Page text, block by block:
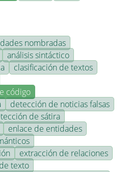
nombradas
análisis sintáctico
clasificación de textos
código
detección de noticias falsas
de sátira
enlace de entidades
extracción de relaciones
texto